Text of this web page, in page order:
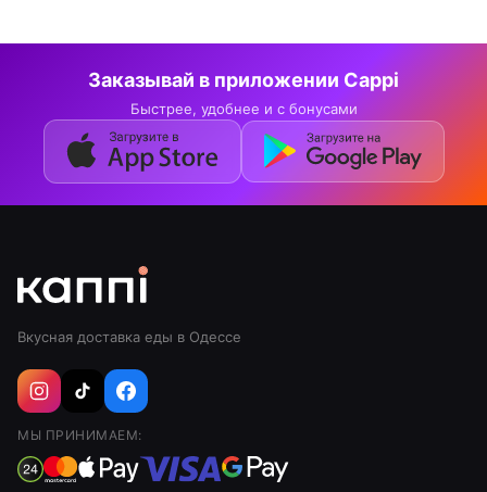
Заказывай в приложении Cappi
Быстрее, удобнее и с бонусами
Вкусная доставка еды в Одессе
МЫ ПРИНИМАЕМ: